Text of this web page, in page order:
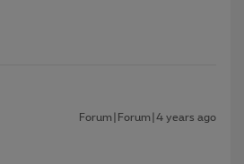
Forum|Forum|4 years ago